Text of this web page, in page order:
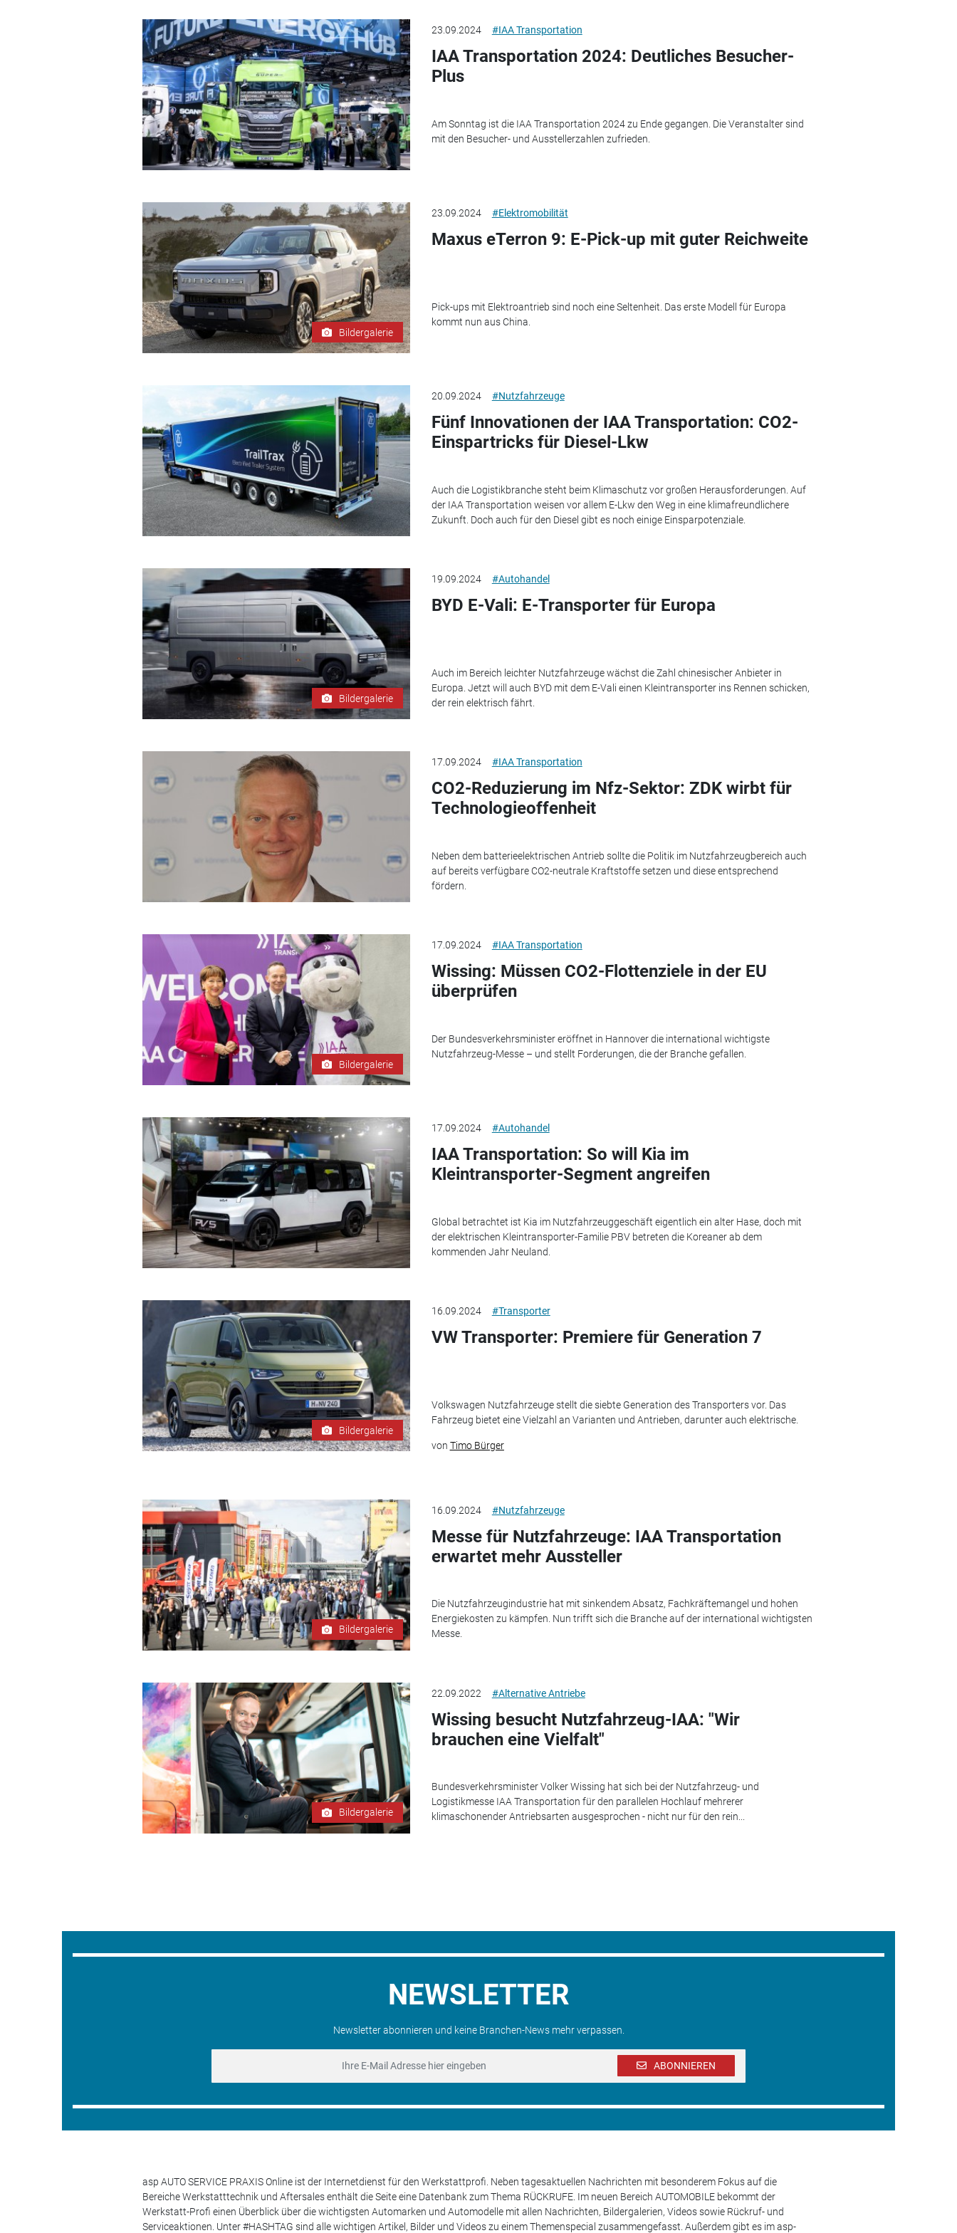
23.09.2024 #IAA Transportation
IAA Transportation 2024: Deutliches Besucher-
Plus
Am Sonntag ist die IAA Transportation 2024 zu Ende gegangen. Die Veranstalter sind
mit den Besucher- und Ausstellerzahlen zufrieden.
Bildergalerie
23.09.2024 #Elektromobilität
Maxus eTerron 9: E-Pick-up mit guter Reichweite
Pick-ups mit Elektroantrieb sind noch eine Seltenheit. Das erste Modell für Europa
kommt nun aus China.
20.09.2024 #Nutzfahrzeuge
Fünf Innovationen der IAA Transportation: CO2-
Einspartricks für Diesel-Lkw
Auch die Logistikbranche steht beim Klimaschutz vor großen Herausforderungen. Auf
der IAA Transportation weisen vor allem E-Lkw den Weg in eine klimafreundlichere
Zukunft. Doch auch für den Diesel gibt es noch einige Einsparpotenziale.
Bildergalerie
19.09.2024 #Autohandel
BYD E-Vali: E-Transporter für Europa
Auch im Bereich leichter Nutzfahrzeuge wächst die Zahl chinesischer Anbieter in
Europa. Jetzt will auch BYD mit dem E-Vali einen Kleintransporter ins Rennen schicken,
der rein elektrisch fährt.
17.09.2024 #IAA Transportation
CO2-Reduzierung im Nfz-Sektor: ZDK wirbt für
Technologieoffenheit
Neben dem batterieelektrischen Antrieb sollte die Politik im Nutzfahrzeugbereich auch
auf bereits verfügbare CO2-neutrale Kraftstoffe setzen und diese entsprechend
fördern.
Bildergalerie
17.09.2024 #IAA Transportation
Wissing: Müssen CO2-Flottenziele in der EU
überprüfen
Der Bundesverkehrsminister eröffnet in Hannover die international wichtigste
Nutzfahrzeug-Messe – und stellt Forderungen, die der Branche gefallen.
17.09.2024 #Autohandel
IAA Transportation: So will Kia im
Kleintransporter-Segment angreifen
Global betrachtet ist Kia im Nutzfahrzeuggeschäft eigentlich ein alter Hase, doch mit
der elektrischen Kleintransporter-Familie PBV betreten die Koreaner ab dem
kommenden Jahr Neuland.
Bildergalerie
16.09.2024 #Transporter
VW Transporter: Premiere für Generation 7
Volkswagen Nutzfahrzeuge stellt die siebte Generation des Transporters vor. Das
Fahrzeug bietet eine Vielzahl an Varianten und Antrieben, darunter auch elektrische.
von Timo Bürger
Bildergalerie
16.09.2024 #Nutzfahrzeuge
Messe für Nutzfahrzeuge: IAA Transportation
erwartet mehr Aussteller
Die Nutzfahrzeugindustrie hat mit sinkendem Absatz, Fachkräftemangel und hohen
Energiekosten zu kämpfen. Nun trifft sich die Branche auf der international wichtigsten
Messe.
Bildergalerie
22.09.2022 #Alternative Antriebe
Wissing besucht Nutzfahrzeug-IAA: "Wir
brauchen eine Vielfalt"
Bundesverkehrsminister Volker Wissing hat sich bei der Nutzfahrzeug- und
Logistikmesse IAA Transportation für den parallelen Hochlauf mehrerer
klimaschonender Antriebsarten ausgesprochen - nicht nur für den rein...
NEWSLETTER
Newsletter abonnieren und keine Branchen-News mehr verpassen.
ABONNIEREN
asp AUTO SERVICE PRAXIS Online ist der Internetdienst für den Werkstattprofi. Neben tagesaktuellen Nachrichten mit besonderem Fokus auf die
Bereiche Werkstatttechnik und Aftersales enthält die Seite eine Datenbank zum Thema RÜCKRUFE. Im neuen Bereich AUTOMOBILE bekommt der
Werkstatt-Profi einen Überblick über die wichtigsten Automarken und Automodelle mit allen Nachrichten, Bildergalerien, Videos sowie Rückruf- und
Serviceaktionen. Unter #HASHTAG sind alle wichtigen Artikel, Bilder und Videos zu einem Themenspecial zusammengefasst. Außerdem gibt es im asp-